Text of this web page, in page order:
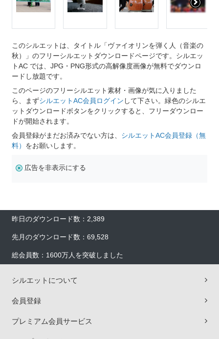
このシルエットは、タイトル「ヴァイオリンを弾く人（音楽の
秋）」のフリーシルエットダウンロードページです。シルエッ
トAC では、JPG・PNG形式の高解像度画像が無料でダウンロ
ードし放題です。
このページのフリーシルエット素材・画像が気に入りました
ら、まずシルエットAC会員ログイン して下さい。緑色のシルエ
ットダウンロードボタンをクリックすると、フリーダウンロー
ドが開始されます。
会員登録がまだお済みでない方は、 シルエットAC会員登録（無
料） をお願いします。
広告を非表示にする
昨日のダウンロード数：2,389
先月のダウンロード数：69,528
総会員数：1600万人を突破しました
シルエットについて
会員登録
プレミアム会員サービス